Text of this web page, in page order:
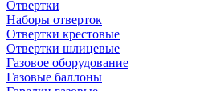
Отвертки
Наборы отверток
Отвертки крестовые
Отвертки шлицевые
Газовое оборудование
Газовые баллоны